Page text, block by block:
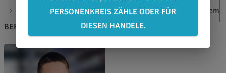
Passt nur auf den TimberMaxx mit einer Höhe von 11.5 cm
BERATEN LASSEN
PERSONENKREIS ZÄHLE ODER FÜR
DIESEN HANDELE.